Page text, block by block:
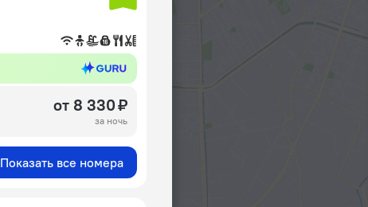
от 8 330 ₽
за ночь
Показать все номера